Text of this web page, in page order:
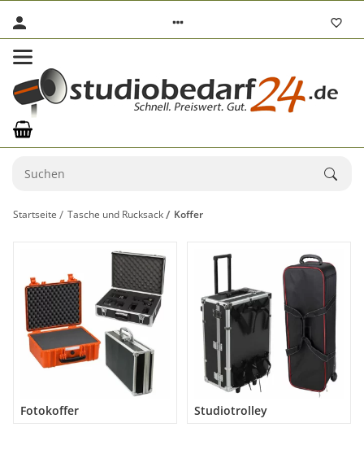
Startseite Tasche und Rucksack Koffer
Fotokoffer Studiotrolley